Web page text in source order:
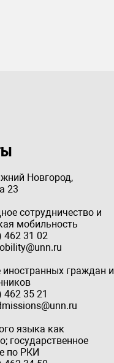
Новгород,
23
сотрудничество и
мобильность
462 31 02
иностранных граждан и
462 35 21
языка как
государственное
по РКИ